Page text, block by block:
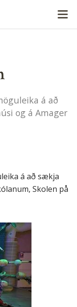
á að
og á Amager
á að sækja
Skolen på